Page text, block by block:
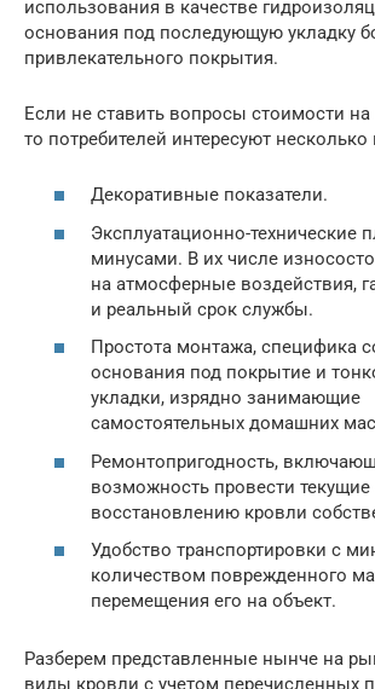
использования в качестве
основания под последующую укладку
привлекательного покрытия.
Если не ставить вопросы стоимости
то потребителей интересуют
Декоративные показатели.
Эксплуатационно-технические
минусами. В их числе
на атмосферные воздействия,
и реальный срок службы.
Простота монтажа, специфика
основания под покрытие и
укладки, изрядно занимающие
самостоятельных домашних
Ремонтопригодность,
возможность провести
восстановлению кровли
Удобство транспортировки с
количеством поврежденного
перемещения его на объект.
Разберем представленные нынче на
виды кровли с учетом перечисленных